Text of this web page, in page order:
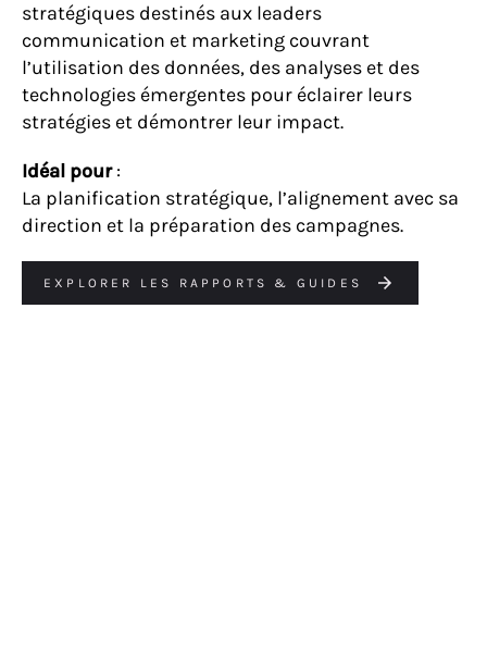
stratégiques destinés aux leaders
communication et marketing couvrant
l’utilisation des données, des analyses et des
technologies émergentes pour éclairer leurs
stratégies et démontrer leur impact.
Idéal pour:
La planification stratégique, l’alignement avec sa
direction et la préparation des campagnes.
EXPLORER LES RAPPORTS & GUIDES